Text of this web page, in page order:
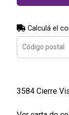
Calculá el
3584 Cierre